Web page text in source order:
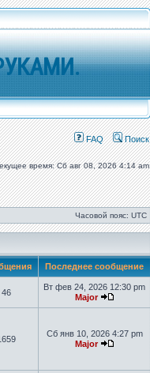
FAQ Поиск
время: Сб авг 08, 2026 4:14 am
Часовой пояс: UTC
Последнее сообщение
46
Вт фев 24, 2026 12:30 pm
Major
Сб янв 10, 2026 4:27 pm
Major